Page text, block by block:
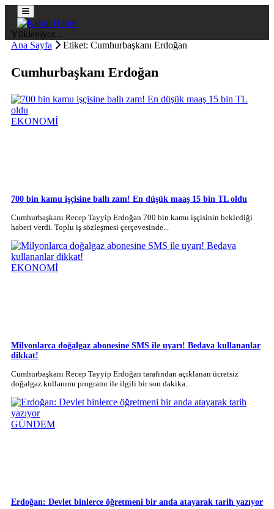
Yükleniyor...
Ana Sayfa
Etiket: Cumhurbaşkanı Erdoğan
Cumhurbaşkanı Erdoğan
EKONOMİ
700 bin kamu işçisine ballı zam! En düşük maaş 15 bin TL oldu
Cumhurbaşkanı Recep Tayyip Erdoğan 700 bin kamu işçisinin beklediği
haberi verdi. Toplu iş sözleşmesi çerçevesinde...
EKONOMİ
Milyonlarca doğalgaz abonesine SMS ile uyarı! Bedava kullananlar
dikkat!
Cumhurbaşkanı Recep Tayyip Erdoğan tarafından açıklanan ücretsiz
doğalgaz kullanımı programı ile ilgili bir son dakika...
GÜNDEM
Erdoğan: Devlet binlerce öğretmeni bir anda atayarak tarih yazıyor